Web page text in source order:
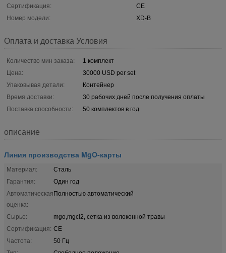
Сертификация:
CE
Номер модели:
XD-B
Оплата и доставка Условия
Количество мин заказа:
1 комплект
Цена:
30000 USD per set
Упаковывая детали:
Контейнер
Время доставки:
30 рабочих дней после получения оплаты
Поставка способности:
50 комплектов в год
описание
Линия производства MgO-карты
Материал:
Сталь
Гарантия:
Один год
Автоматическая
оценка:
Полностью автоматический
Сырье:
mgo,mgcl2, сетка из волоконной травы
Сертификация: CE
Частота:
50 Гц